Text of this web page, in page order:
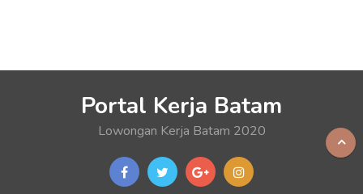
Portal Kerja Batam
Lowongan Kerja Batam 2020